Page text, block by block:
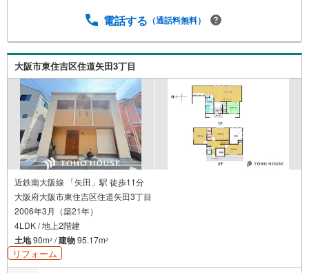
別FP相談会 無料物件のご紹介だけでなく住宅ローン・資
も大歓迎です！年間8000棟以上の限定物件を発表している
オープンハウスだから出会える物件が多数ございます。ぜ
ひお気軽にご連絡・ご相談ください！※限定物件:当社の
み、もしくは当社を含めた数社でのみご紹介可能なオープ
ンハウス・ディベロップメントの物件
電話する （通話料無料）
大阪市東住吉区住道矢田3丁目
近鉄南大阪線 「矢田」駅 徒歩11分
大阪府大阪市東住吉区住道矢田3丁目
2006年3月（築21年）
4LDK / 地上2階建
土地90m2 /建物95.17m2
リフォーム